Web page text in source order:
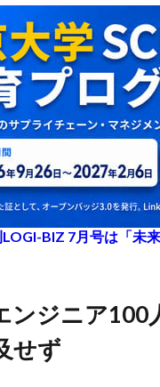
LOGI-BIZ 7月号は「未
せず